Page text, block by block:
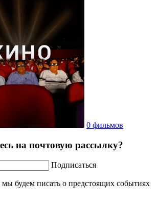
0 фильмов
на почтовую рассылку?
Подписаться
будем писать о предстоящих событиях